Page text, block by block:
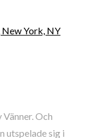
New York, NY
Och
utspelade sig i